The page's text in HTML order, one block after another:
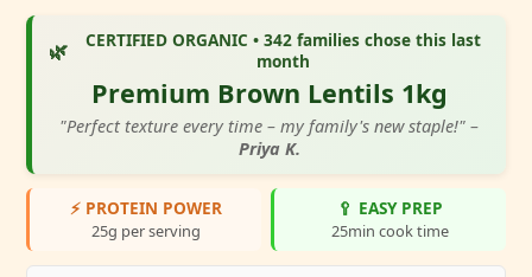
🌿 CERTIFIED ORGANIC • 342 families chose this last
month
Premium Brown Lentils 1kg
"Perfect texture every time – my family's new staple!" –
Priya K.
⚡ PROTEIN POWER
25g per serving
🥄 EASY PREP
25min cook time